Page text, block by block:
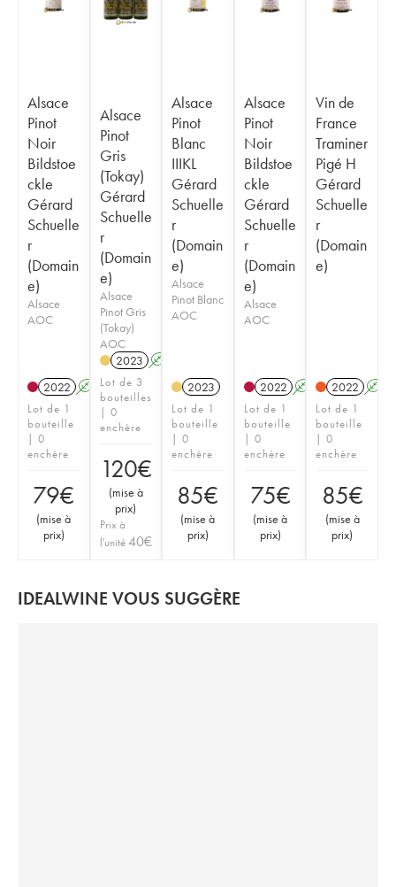
Alsace
Pinot
Noir
Bildstoe
ckle
Gérard
Schuelle
r
(Domain
e)
Alsace
AOC
2022 A K
Lot de 1
bouteille
| 0
enchère
79€
(mise à
prix)
Alsace
Pinot
Gris
(Tokay)
Gérard
Schuelle
r
(Domain
e)
Alsace
Pinot Gris
(Tokay)
AOC
2023 A
Lot de 3
bouteilles
| 0
enchère
120€
(mise à
prix)
Prix à
l'unité 40€
Alsace
Pinot
Blanc
IIIKL
Gérard
Schuelle
r
(Domain
e)
Alsace
Pinot Blanc
AOC
2023
Lot de 1
bouteille
| 0
enchère
85€
(mise à
prix)
Alsace
Pinot
Noir
Bildstoe
ckle
Gérard
Schuelle
r
(Domain
e)
Alsace
AOC
2022 A K
Lot de 1
bouteille
| 0
enchère
75€
(mise à
prix)
Vin de
France
Traminer
Pigé H
Gérard
Schuelle
r
(Domain
e)
2022 A
Lot de 1
bouteille
| 0
enchère
85€
(mise à
prix)
IDEALWINE VOUS SUGGÈRE